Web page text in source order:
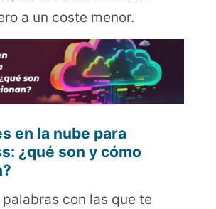
a un coste menor.
en la nube para
¿qué son y cómo
con las que te